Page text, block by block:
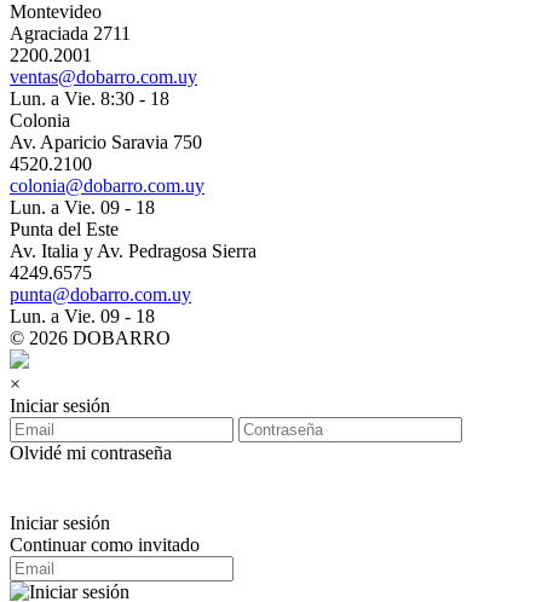
Montevideo
Agraciada 2711
2200.2001
ventas@dobarro.com.uy
Lun. a Vie. 8:30 - 18
Colonia
Av. Aparicio Saravia 750
4520.2100
colonia@dobarro.com.uy
Lun. a Vie. 09 - 18
Punta del Este
Av. Italia y Av. Pedragosa Sierra
4249.6575
punta@dobarro.com.uy
Lun. a Vie. 09 - 18
© 2026 DOBARRO
×
Iniciar sesión
Olvidé mi contraseña
Iniciar sesión
Continuar como invitado